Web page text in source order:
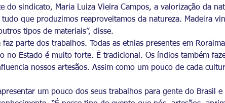
do sindicato, Maria Luiza Vieira Campos, a valorização da
que produzimos reaproveitamos da natureza. Madeira
tipos de materiais”, disse.
parte dos trabalhos. Todas as etnias presentes em
no Estado é muito forte. É tradicional. Os índios também
nossos artesãos. Assim como um pouco de cada
um pouco dos seus trabalhos para gente do Brasil